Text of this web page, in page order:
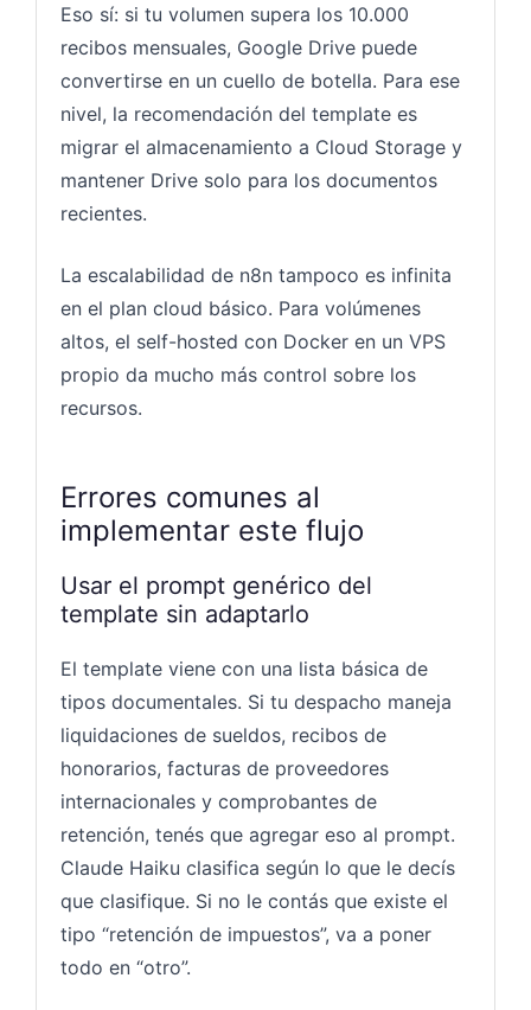
Eso sí: si tu volumen supera los 10.000
recibos mensuales, Google Drive puede
convertirse en un cuello de botella. Para ese
nivel, la recomendación del template es
migrar el almacenamiento a Cloud Storage y
mantener Drive solo para los documentos
recientes.
La escalabilidad de n8n tampoco es infinita
en el plan cloud básico. Para volúmenes
altos, el self-hosted con Docker en un VPS
propio da mucho más control sobre los
recursos.
Errores comunes al
implementar este flujo
Usar el prompt genérico del
template sin adaptarlo
El template viene con una lista básica de
tipos documentales. Si tu despacho maneja
liquidaciones de sueldos, recibos de
honorarios, facturas de proveedores
internacionales y comprobantes de
retención, tenés que agregar eso al prompt.
Claude Haiku clasifica según lo que le decís
que clasifique. Si no le contás que existe el
tipo “retención de impuestos”, va a poner
todo en “otro”.